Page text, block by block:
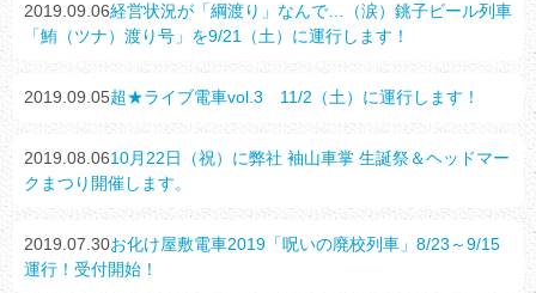
2019.09.06経営状況が「綱渡り」なんで…（涙）銚子ビール列車
「鮪（ツナ）渡り号」を9/21（土）に運行します！
2019.09.05超★ライブ電車vol.3 11/2（土）に運行します！
2019.08.0610月22日（祝）に弊社 袖山車掌 生誕祭＆ヘッドマー
クまつり開催します。
2019.07.30お化け屋敷電車2019「呪いの廃校列車」8/23～9/15
運行！受付開始！